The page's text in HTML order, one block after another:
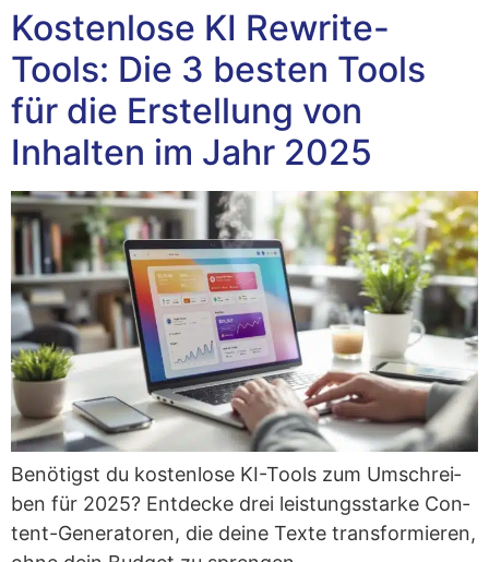
Kostenlose KI Rewrite-
Tools: Die 3 besten Tools
für die Erstellung von
Inhalten im Jahr 2025
Benö­tigst du kos­ten­lo­se KI-Tools zum Umschrei­
ben für 2025? Ent­de­cke drei leis­tungs­star­ke Con­
tent-Gene­ra­to­ren, die dei­ne Tex­te trans­for­mie­ren,